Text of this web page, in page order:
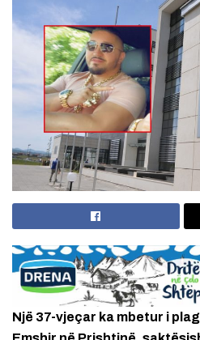
Një 37-vjeçar ka mbetur i